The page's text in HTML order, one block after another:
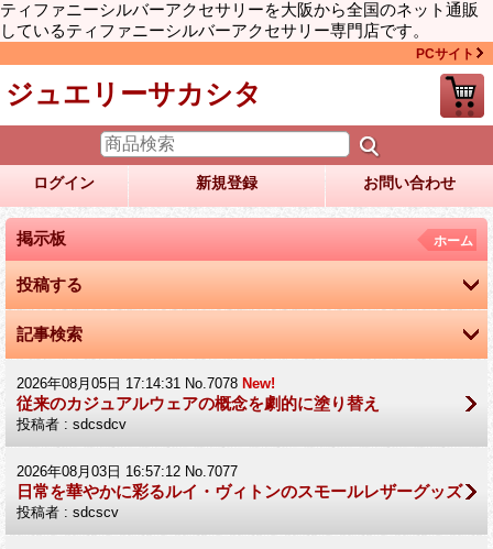
ティファニーシルバーアクセサリーを大阪から全国のネット通販
しているティファニーシルバーアクセサリー専門店です。
PCサイト
ジュエリーサカシタ
ログイン 新規登録 お問い合わせ
掲示板 ホーム
投稿する
記事検索
2026年08月05日 17:14:31 No.7078 New!
従来のカジュアルウェアの概念を劇的に塗り替え
投稿者 : sdcsdcv
2026年08月03日 16:57:12 No.7077
日常を華やかに彩るルイ・ヴィトンのスモールレザーグッズ
投稿者 : sdcscv